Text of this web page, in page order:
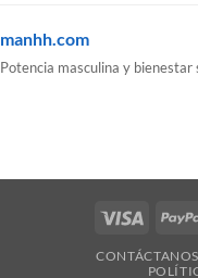
manhh.com
Potencia masculina y bienestar
Visa
CONTÁCTANOS